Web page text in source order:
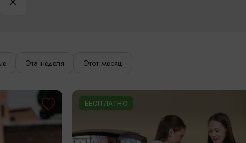
Эта неделя Этот месяц
БЕСПЛАТНО